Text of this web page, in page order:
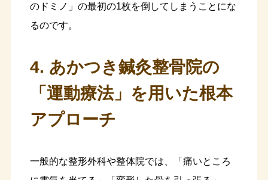
のドミノ」の最初の1枚を倒してしまうことにな
るのです。
4. あかつき鍼灸整骨院の
「運動療法」を用いた根本
アプローチ
一般的な整形外科や整体院では、「痛いところ